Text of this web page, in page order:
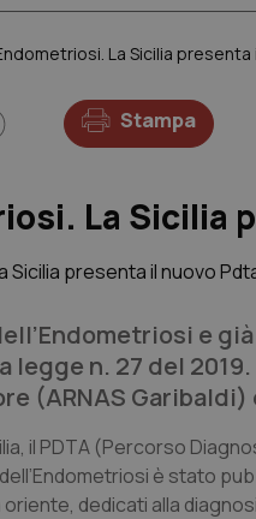
La Sicilia presenta
Stampa
La Sicilia
e
legge n. 27 del
(ARNAS
il PDTA (Percorso
è stato
dedicati alla